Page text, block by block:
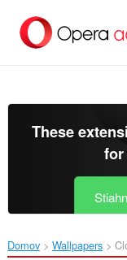
hlavný
These
Domov Wallpapers